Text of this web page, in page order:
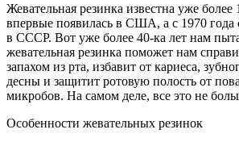
Жевательная резинка известна уже более
впервые появилась в США, а с 1970 года
в СССР. Вот уже более 40-ка лет нам
жевательная резинка поможет нам
запахом из рта, избавит от кариеса,
десны и защитит ротовую полость от
микробов. На самом деле, все это не
Особенности жевательных резинок